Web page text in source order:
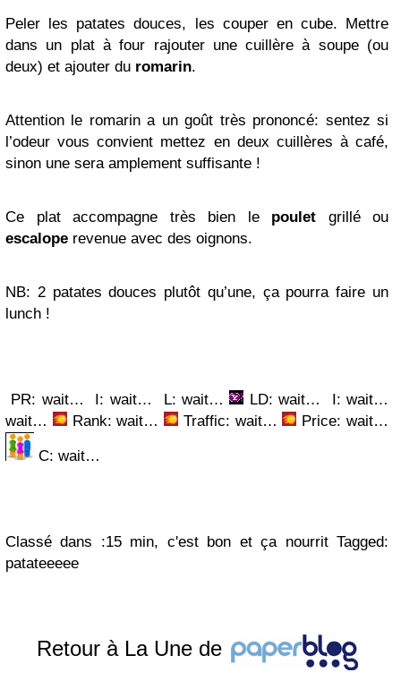
Peler les patates douces, les couper en cube. Mettre
dans un plat à four rajouter une cuillère à soupe (ou
deux) et ajouter du romarin.
Attention le romarin a un goût très prononcé: sentez si
l’odeur vous convient mettez en deux cuillères à café,
sinon une sera amplement suffisante !
Ce plat accompagne très bien le poulet grillé ou
escalope revenue avec des oignons.
NB: 2 patates douces plutôt qu’une, ça pourra faire un
lunch !
PR: wait… I: wait… L: wait… LD: wait…
I: wait…
wait…
Rank: wait… Traffic: wait… Price: wait…
C: wait…
Classé dans :15 min, c'est bon et ça nourrit Tagged:
patateeeee
Retour à La Une de